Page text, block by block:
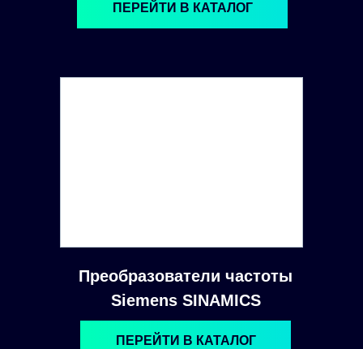
ПЕРЕЙТИ В КАТАЛОГ
Преобразователи частоты
Siemens SINAMICS
ПЕРЕЙТИ В КАТАЛОГ